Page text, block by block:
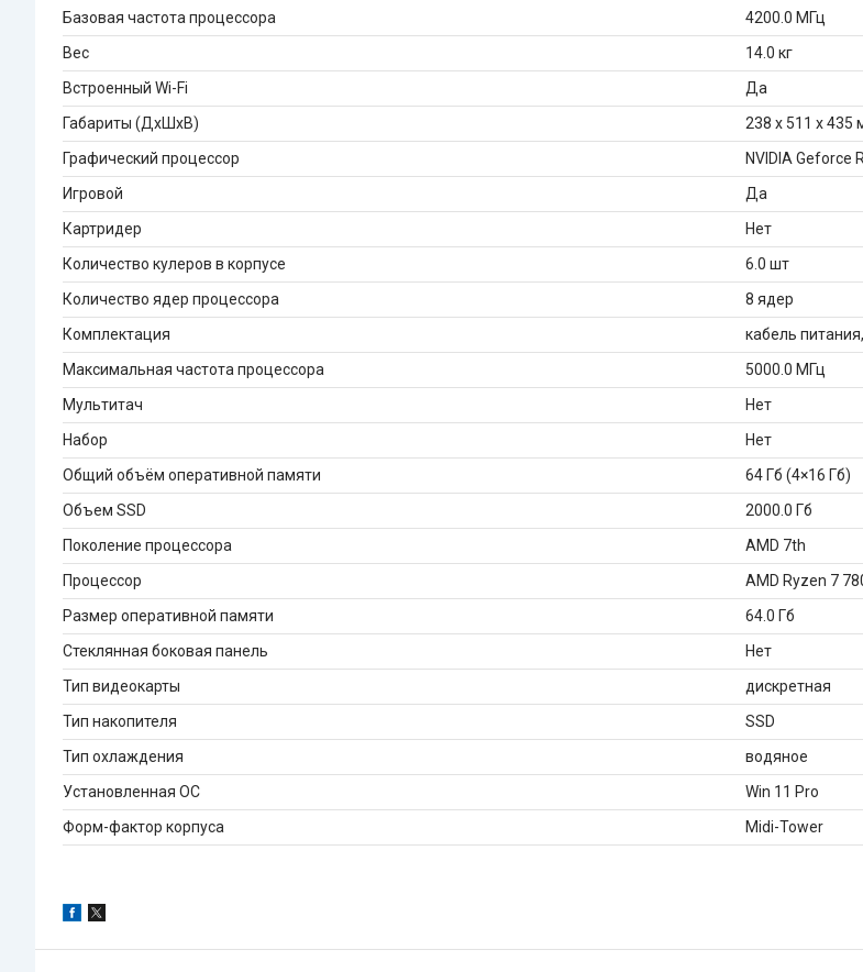
Базовая частота процессора
4200.0 МГц
Вес
14.0 кг
Встроенный Wi-Fi
Да
Габариты (ДхШхВ)
238 х 511 х 435
Графический процессор
NVIDIA Geforce
Игровой
Да
Картридер
Нет
Количество кулеров в корпусе
6.0 шт
Количество ядер процессора
8 ядер
Комплектация
кабель
Максимальная частота процессора
5000.0 МГц
Мультитач
Нет
Набор
Нет
Общий объём оперативной памяти
64 Гб (4×16 Гб)
Объем SSD
2000.0 Гб
Поколение процессора
AMD 7th
Процессор
AMD Ryzen 7
Размер оперативной памяти
64.0 Гб
Стеклянная боковая панель
Нет
Тип видеокарты
дискретная
Тип накопителя
SSD
Тип охлаждения
водяное
Установленная ОС
Win 11 Pro
Форм-фактор корпуса
Midi-Tower